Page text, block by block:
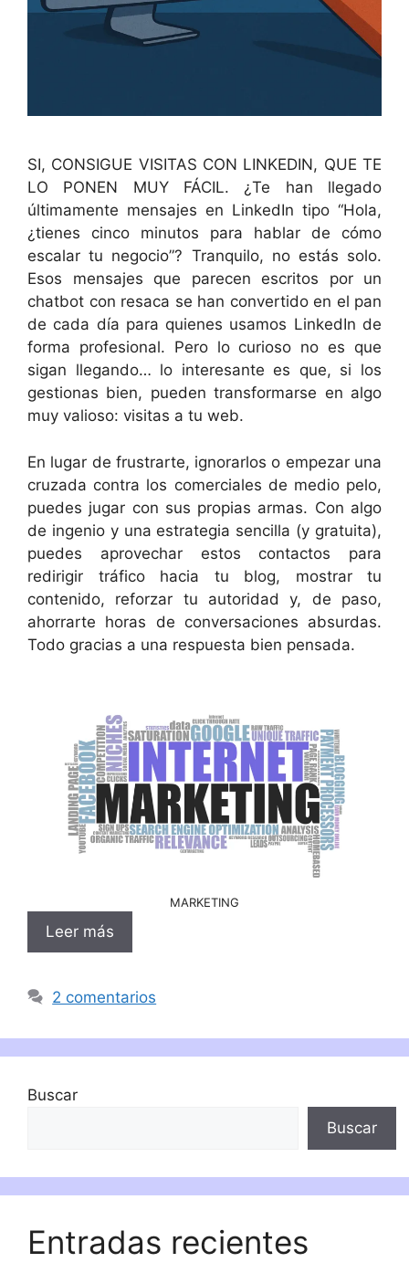
SI, CONSIGUE VISITAS CON LINKEDIN, QUE TE
LO PONEN MUY FÁCIL. ¿Te han llegado
últimamente mensajes en LinkedIn tipo “Hola,
¿tienes cinco minutos para hablar de cómo
escalar tu negocio”? Tranquilo, no estás solo.
Esos mensajes que parecen escritos por un
chatbot con resaca se han convertido en el pan
de cada día para quienes usamos LinkedIn de
forma profesional. Pero lo curioso no es que
sigan llegando… lo interesante es que, si los
gestionas bien, pueden transformarse en algo
muy valioso: visitas a tu web.
En lugar de frustrarte, ignorarlos o empezar una
cruzada contra los comerciales de medio pelo,
puedes jugar con sus propias armas. Con algo
de ingenio y una estrategia sencilla (y gratuita),
puedes aprovechar estos contactos para
redirigir tráfico hacia tu blog, mostrar tu
contenido, reforzar tu autoridad y, de paso,
ahorrarte horas de conversaciones absurdas.
Todo gracias a una respuesta bien pensada.
MARKETING
Leer más
2 comentarios
Buscar
Buscar
Entradas recientes